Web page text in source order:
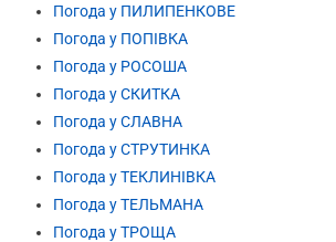
Погода у ПИЛИПЕНКОВЕ
Погода у ПОПІВКА
Погода у РОСОША
Погода у СКИТКА
Погода у СЛАВНА
Погода у СТРУТИНКА
Погода у ТЕКЛИНІВКА
Погода у ТЕЛЬМАНА
Погода у ТРОЩА